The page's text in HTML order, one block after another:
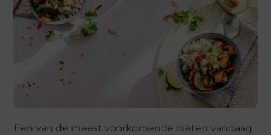
Een van de meest voorkomende diëten vandaag